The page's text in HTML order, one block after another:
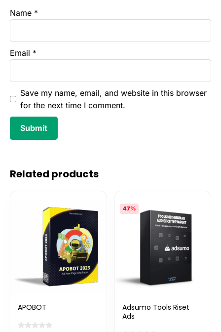
Name *
Email *
Save my name, email, and website in this browser
for the next time I comment.
Related products
APOBOT
47%
Adsumo Tools Riset
Ads